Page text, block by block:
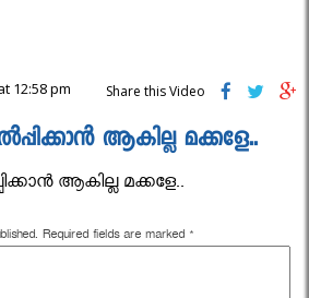
12:58 pm Share this Video
ആകില്ല മക്കളേ..
ആകില്ല മക്കളേ..
Required fields are marked *